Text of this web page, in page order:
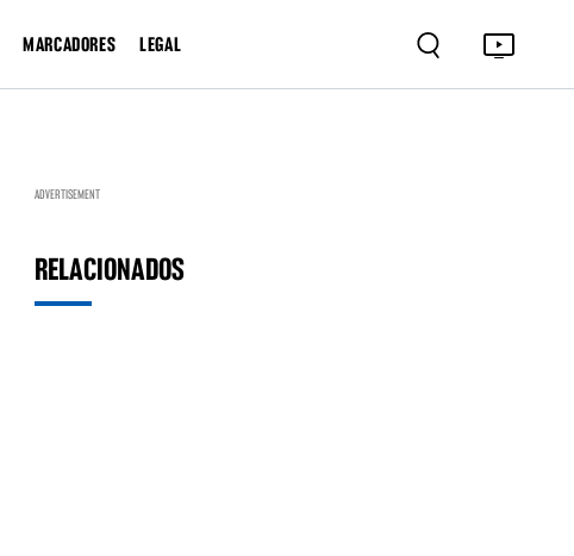
MARCADORES LEGAL
ADVERTISEMENT
RELACIONADOS